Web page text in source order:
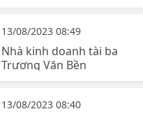
13/08/2023 08:49
Nhà kinh doanh tài ba
Trương Văn Bền
13/08/2023 08:40